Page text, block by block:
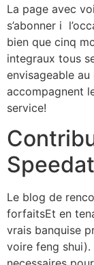
La page avec
s’abonner i
bien que cinq
integraux tous
envisageable
accompagnent
service!
Le blog de
forfaitsEt en
vrais banquise
voire feng